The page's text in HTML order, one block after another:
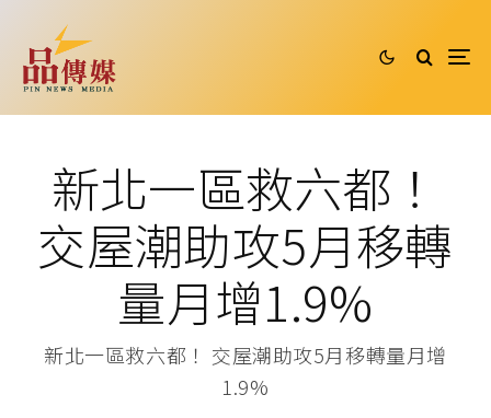
新北一區救六都！
交屋潮助攻5月移轉
量月增1.9%
新北一區救六都！ 交屋潮助攻5月移轉量月增
1.9%